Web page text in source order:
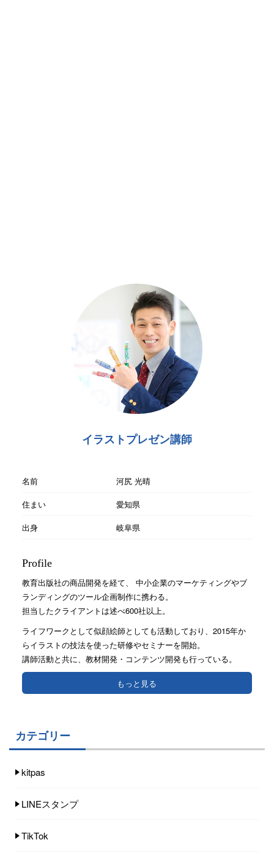
イラストプレゼン講師
名前
河尻 光晴
住まい
愛知県
出身
岐阜県
Profile
教育出版社の商品開発を経て、 中小企業のマーケティングやブ
ランディングのツール企画制作に携わる。
担当したクライアントは述べ600社以上。
ライフワークとして似顔絵師としても活動しており、2015年か
らイラストの技法を使った研修やセミナーを開始。
講師活動と共に、教材開発・コンテンツ開発も行っている。
もっと見る
カテゴリー
kitpas
LINEスタンプ
TikTok